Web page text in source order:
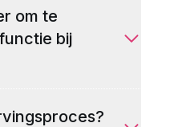
om te
bij